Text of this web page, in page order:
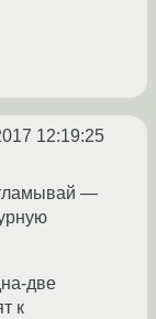
12:19:25
—
две
к